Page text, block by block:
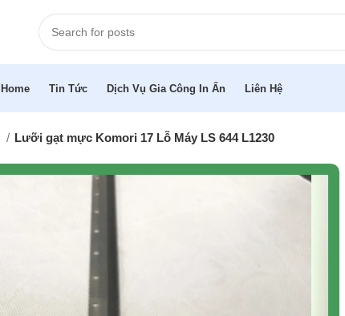
Home Tin Tức Dịch Vụ Gia Công In Ấn Liên Hệ
Lưỡi gạt mực Komori 17 Lỗ Máy LS 644 L1230